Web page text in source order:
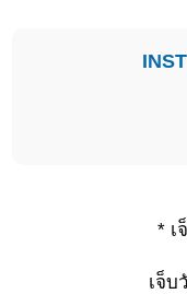
* เ
เจ็บ